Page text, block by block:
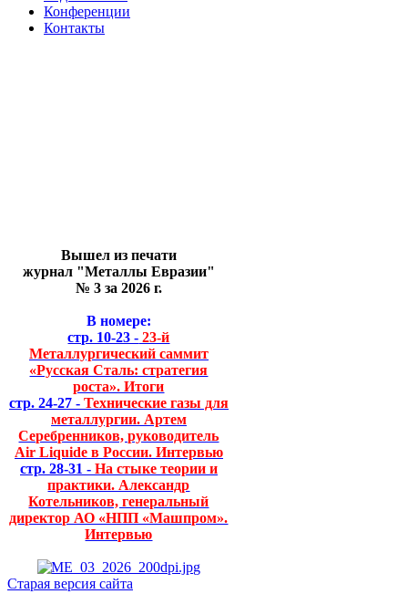
Конференции
Контакты
Вышел из печати
журнал "Металлы Евразии"
№ 3 за 2026 г.
В номере:
стр. 10-23 - 23-й
Металлургический саммит
«Русская Сталь: стратегия
роста». Итоги
стр. 24-27 - Технические газы для
металлургии. Артем
Серебренников, руководитель
Air Liquide в России. Интервью
стр. 28-31 - На стыке теории и
практики. Александр
Котельников, генеральный
директор АО «НПП «Машпром».
Интервью
Старая версия сайта